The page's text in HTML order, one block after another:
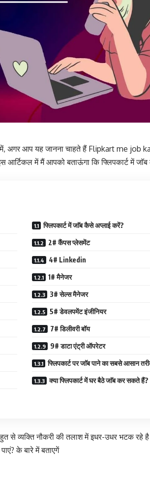
अगर आप यह जानना चाहते हैं Flipkart me job
में मैं आपको बताऊंगा कि फ्लिपकार्ट में जाॅब
फ्लिपकार्ट में जाॅब कैसे अप्लाई करें?
2# कैंपस प्लेसमेंट
4# Linkedin
1# मैनेजर
3# सेल्स मैनेजर
5# डेवलपमेंट इंजीनियर
7# डिलीवरी बॉय
9# डाटा एंट्री ऑपरेटर
फ्लिपकार्ट पर जाॅब पाने का सबसे आसान
क्या फ्लिपकार्ट में घर बैठे जाॅब कर सकते हैं?
से व्यक्ति नौकरी की तलाश में इधर-उधर भटक रहे है
के बारे में बताएगें